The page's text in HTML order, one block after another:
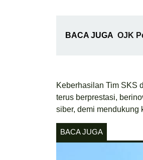
BACA JUGA OJK
Keberhasilan Tim SKS
terus berprestasi,
siber, demi mendukung
BACA JUGA